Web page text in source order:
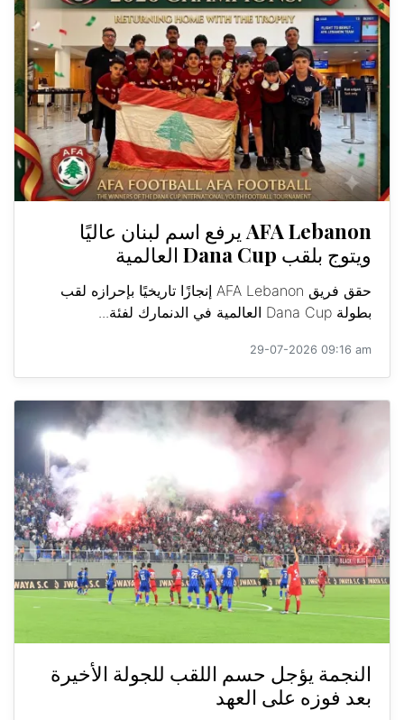
AFA Lebanon يرفع اسم لبنان عاليًا
ويتوج بلقب Dana Cup العالمية
حقق فريق AFA Lebanon إنجازًا تاريخيًا بإحرازه لقب
بطولة Dana Cup العالمية في الدنمارك لفئة...
29-07-2026 09:16 am
النجمة يؤجل حسم اللقب للجولة الأخيرة
بعد فوزه على العهد